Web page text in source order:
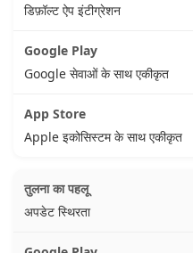
डिफ़ॉल्ट ऐप इंटीग्रेशन
Google सेवाओं के साथ एकीकृत
Apple इकोसिस्टम के साथ एकीकृत
अपडेट स्थिरता